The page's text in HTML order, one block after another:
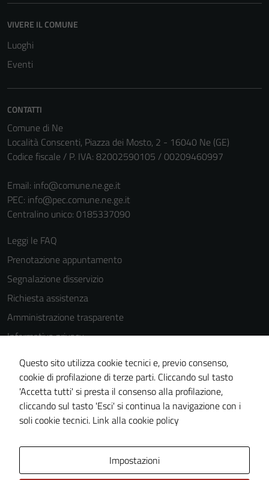
VIVERE IL COMUNE
Luoghi
Eventi
CONTATTI
Comune di Ne
Località Conscenti, Piazza dei Mosto, 2 - 16040 Ne (GE)
Codice fiscale / P. IVA: 82002590105 / 00209460997
Email: info@comune.ne.ge.it
PEC: info@pec.comune.ne.ge.it
Centralino unico: 0185337090
Leggi le FAQ
Prenotazione appuntamento
Segnalazione disservizio
Richiesta assistenza
Amministrazione trasparente
Informativa privacy
Cookie Policy
Note legali
Dichiarazione di accessibilità
Piano di miglioramento del sito
Questo sito utilizza cookie tecnici e, previo consenso,
cookie di profilazione di terze parti. Cliccando sul tasto
'Accetta tutti' si presta il consenso alla profilazione,
cliccando sul tasto 'Esci' si continua la navigazione con i
soli cookie tecnici. Link alla cookie policy
Impostazioni
Questi cookie
non raccolgono
informazioni